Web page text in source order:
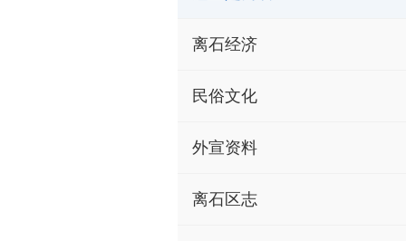
离石经济
民俗文化
外宣资料
离石区志